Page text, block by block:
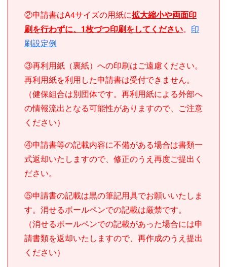
②申請書はA4サイズの用紙に拡大縮小や両面印
刷を行わずに、1枚づつ印刷をしてください。 印
刷設定例
③再利用紙（裏紙）への印刷はご遠慮ください。
再利用紙を利用した申請書は受付できません。
（健保組合は別団体です。再利用紙による外部へ
の情報流出となる可能性がありますので、ご注意
ください）
④申請書等の記載内容に不備がある場合は書類一
式返却いたしますので、修正のうえ再度ご提出く
ださい。
⑤申請書の記載は黒の筆記用具でお願いいたしま
す。消せるボールペンでの記載は厳禁です。
（消せるボールペンでの記載があった場合には申
請書類を返却いたしますので、再作成のうえ提出
ください）